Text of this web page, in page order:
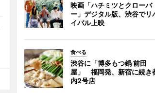
映画「ハチミツとクローバ
ー」デジタル版、渋谷でリ
イバル上映
食べる
渋谷に「博多もつ鍋 前田
屋」 福岡発、新宿に続き
内2号店